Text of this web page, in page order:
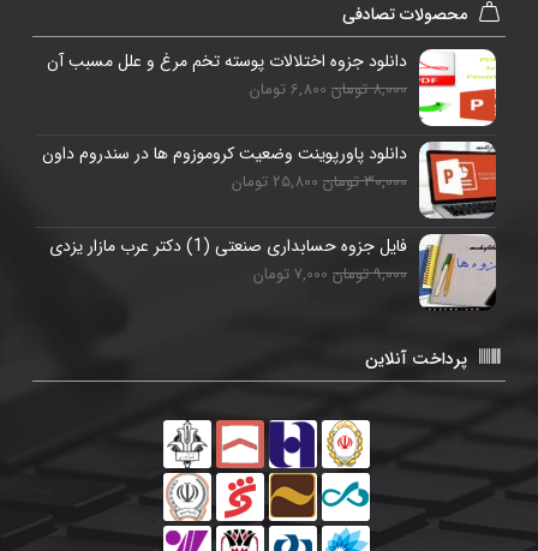
محصولات تصادفی
دانلود جزوه اختلالات پوسته تخم مرغ و علل مسبب آن
8,000 تومان 6,800 تومان
دانلود پاورپوینت وضعیت کروموزوم ها در سندروم داون
30,000 تومان 25,800 تومان
فایل جزوه حسابداری صنعتی (1) دکتر عرب مازار یزدی
9,000 تومان 7,000 تومان
پرداخت آنلاین